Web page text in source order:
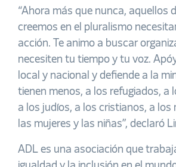
“Ahora más que nunca, aquellos
creemos en el pluralismo
acción.
Te animo a buscar
necesiten tu tiempo y tu voz.
local y nacional y defiende a la
tienen menos, a los refugiados, a
a los judíos, a los cristianos, a los
las mujeres y las niñas”, declaró
ADL es una asociación que